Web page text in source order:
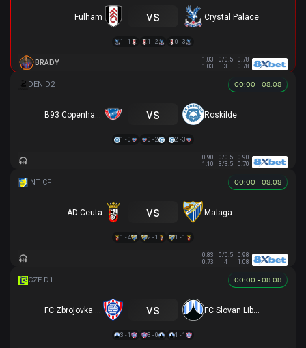
Fulham vs Crystal Palace
1 - 1 1 - 2 0 - 3
BRADY 1.03 0/0.5
0.78
1.03
3 0.78
00:00 - 08.08
vs Roskilde
1 - 0 0 - 2 2 - 3
0.90 0/0.5
0.90
1.10
3/3.5 0.70
00:00 - 08.08
AD Ceuta vs Malaga
1 - 4 2 - 1 1 - 1
0.83 0/0.5
0.98
0.73
4 1.08
00:00 - 08.08
vs FC Slovan Liberec
3 - 1 3 - 0 1 - 1